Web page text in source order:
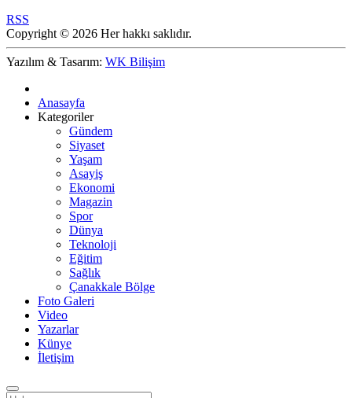
RSS
Copyright © 2026 Her hakkı saklıdır.
Yazılım & Tasarım: WK Bilişim
Anasayfa
Kategoriler
Gündem
Siyaset
Yaşam
Asayiş
Ekonomi
Magazin
Spor
Dünya
Teknoloji
Eğitim
Sağlık
Çanakkale Bölge
Foto Galeri
Video
Yazarlar
Künye
İletişim